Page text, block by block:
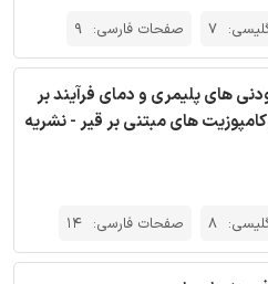
7 صفحات فارسی: 9
های پلیمری و دمای فرآیند بر
های مبتنی بر قیر - نشریه
8 صفحات فارسی: 14